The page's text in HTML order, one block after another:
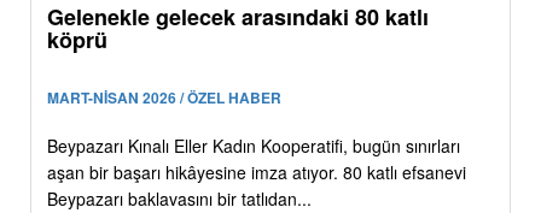
Gelenekle gelecek arasındaki 80 katlı
köprü
MART-NİSAN 2026 / ÖZEL HABER
Beypazarı Kınalı Eller Kadın Kooperatifi, bugün sınırları
aşan bir başarı hikâyesine imza atıyor. 80 katlı efsanevi
Beypazarı baklavasını bir tatlıdan...